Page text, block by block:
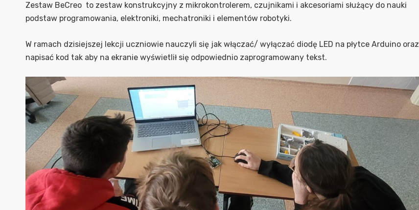
Zestaw BeCreo to zestaw konstrukcyjny z mikrokontrolerem, czujnikami i akcesoriami służący do nauki
podstaw programowania, elektroniki, mechatroniki i elementów robotyki.
W ramach dzisiejszej lekcji uczniowie nauczyli się jak włączać/ wyłączać diodę LED na płytce Arduino oraz
napisać kod tak aby na ekranie wyświetlił się odpowiednio zaprogramowany tekst.